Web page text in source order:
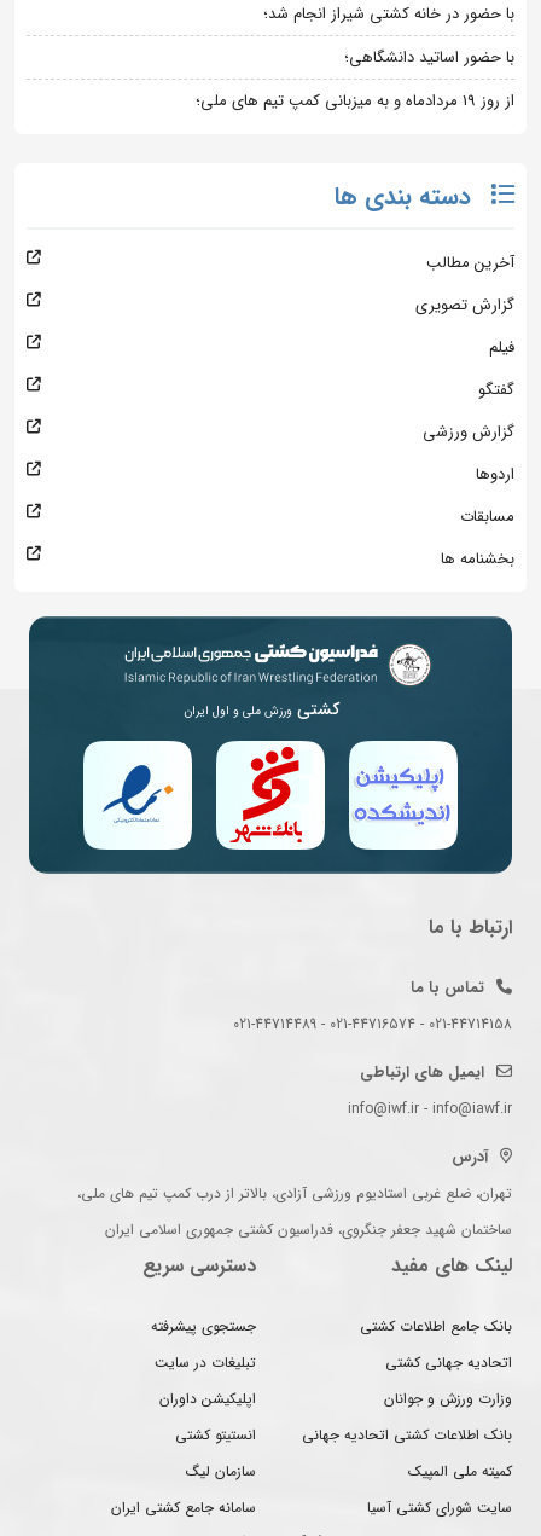
با حضور در خانه کشتی شیراز انجام شد؛
با حضور اساتید دانشگاهی؛
از روز 19 مردادماه و به میزبانی کمپ تیم های ملی؛
دسته بندی ها
آخرین مطالب
گزارش تصویری
فیلم
گفتگو
گزارش ورزشی
اردوها
مسابقات
بخشنامه ها
کشتی ورزش ملی و اول ایران
ارتباط با ما
تماس با ما
021-44714158 - 021-44716574 - 021-44714489
ایمیل های ارتباطی
info@iwf.ir - info@iawf.ir
آدرس
تهران، ضلع غربی استادیوم ورزشی آزادی، بالاتر از درب کمپ تیم های ملی،
ساختمان شهید جعفر جنگروی، فدراسیون کشتی جمهوری اسلامی ایران
لینک های مفید
بانک جامع اطلاعات کشتی
اتحادیه جهانی کشتی
وزارت ورزش و جوانان
بانک اطلاعات کشتی اتحادیه جهانی
کمیته ملی المپیک
سایت شورای کشتی آسیا
دسترسی سریع
جستجوی پیشرفته
تبلیغات در سایت
اپلیکیشن داوران
انستیتو کشتی
سازمان لیگ
سامانه جامع کشتی ایران